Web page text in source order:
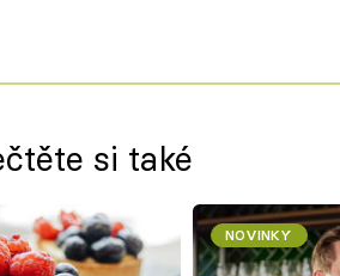
si také
NOVINKY